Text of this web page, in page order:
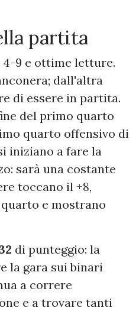
partita
9 e ottime letture.
dall'altra
di essere in partita.
del primo quarto
quarto offensivo di
iniziano a fare la
sarà una costante
toccano il +8,
e mostrano
di punteggio: la
la gara sui binari
a correre
e a trovare tanti